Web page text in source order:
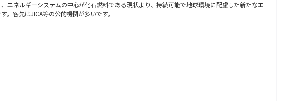
エネルギーシステムの中心が化石燃料である現状より、持続可能で地球環境に配慮した新たなエ
客先はJICA等の公的機関が多いです。